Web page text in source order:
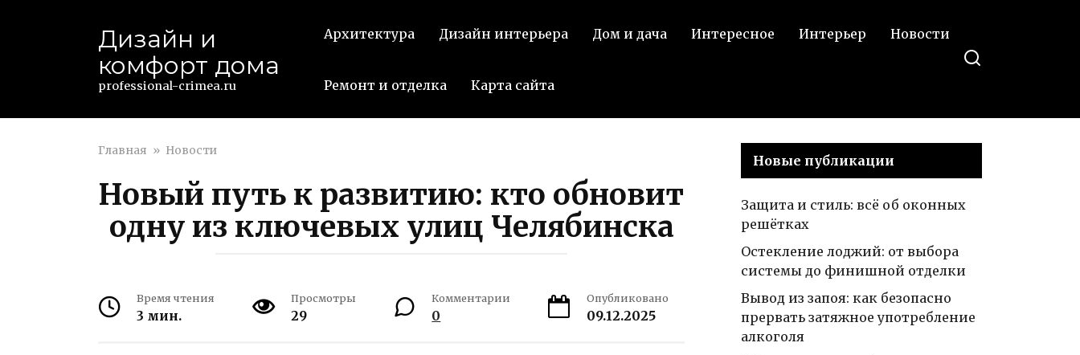
Дизайн и
комфорт дома
professional-crimea.ru
Архитектура Дизайн интерьера Дом и дача Интересное Интерьер Новости
Ремонт и отделка Карта сайта
Главная » Новости
Новый путь к развитию: кто обновит
одну из ключевых улиц Челябинска
Время чтения
3 мин.
Просмотры
29
Комментарии
0
Опубликовано
09.12.2025
Новые публикации
Защита и стиль: всё об оконных
решётках
Остекление лоджий: от выбора
системы до финишной отделки
Вывод из запоя: как безопасно
прервать затяжное употребление
алкоголя